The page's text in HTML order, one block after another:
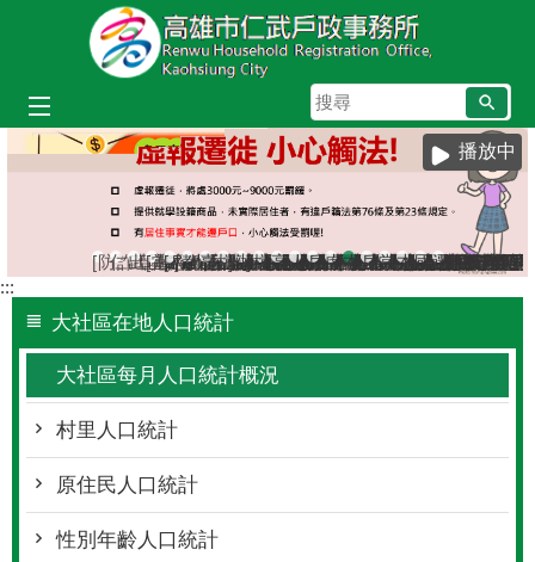
跳到主要內容區塊
搜
尋
播放中
[防詐宣導]小心詐騙電話假冒戶政事務所
仁武區八卦里里鄰調整新舊門牌對照表（115年7
出境2年以上應辦理遷出登記；出境未滿2年，
[當心詐騙]戶政事務所不會以電話語音或簡訊
[戶政宣導]戶政司線上申辦戶籍登記服務已
教育程度查記宣導
臺灣原住民族姓名可單列原住民族文字
檔案應用服務專區
辦理各類戶籍案件，委託他人辦理
檔案應用專區
高雄市戶所結婚拍照背板介紹
人籍合一 請依居住事實辦理
戶政線上申辦服務再升級
虛報遷徙小心觸法
本市戶政事務所提供
戶政規費收據查詢
當事人死亡不得
本所服務時間
國民身分證網
遷戶口要到
:::
大社區在地人口統計
大社區每月人口統計概況
村里人口統計
原住民人口統計
性別年齡人口統計